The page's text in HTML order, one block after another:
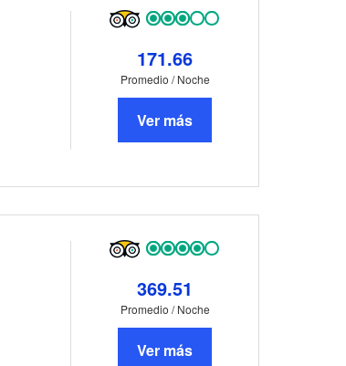
171.66
Promedio / Noche
Ver más
369.51
Promedio / Noche
Ver más